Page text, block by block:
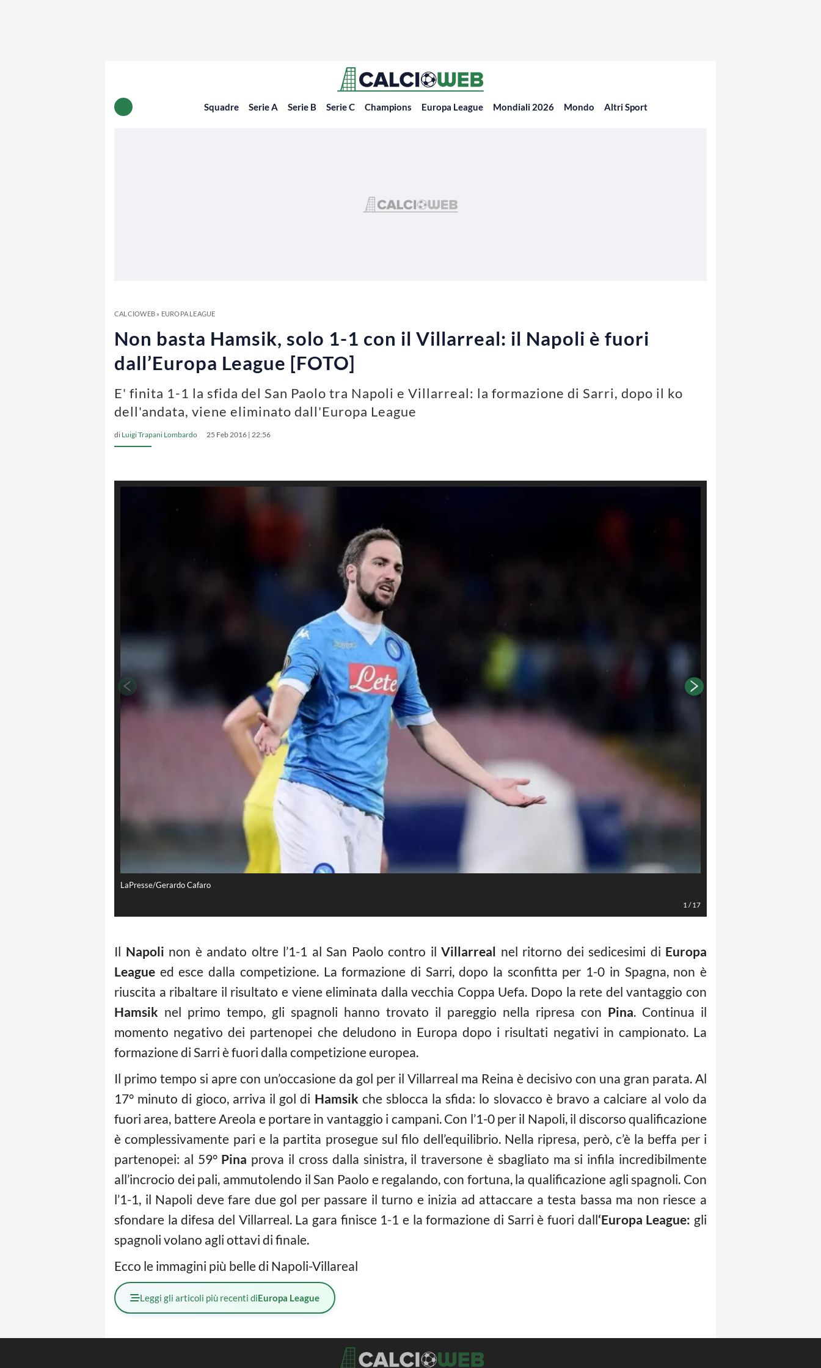
Squadre Serie A Serie B Serie C Champions Europa League Mondiali 2026 Mondo Altri Sport
CALCIOWEB» EUROPA LEAGUE
Non basta Hamsik, solo 1-1 con il Villarreal: il Napoli è fuori
dall’Europa League [FOTO]
E' finita 1-1 la sfida del San Paolo tra Napoli e Villarreal: la formazione di Sarri, dopo il ko
dell'andata, viene eliminato dall'Europa League
di Luigi Trapani Lombardo 25 Feb 2016 | 22:56
LaPresse/Gerardo Cafaro
1/17
Il Napoli non è andato oltre l’1-1 al San Paolo contro il Villarreal nel ritorno dei sedicesimi di Europa
League ed esce dalla competizione. La formazione di Sarri, dopo la sconfitta per 1-0 in Spagna, non è
riuscita a ribaltare il risultato e viene eliminata dalla vecchia Coppa Uefa. Dopo la rete del vantaggio con
Hamsik nel primo tempo, gli spagnoli hanno trovato il pareggio nella ripresa con Pina. Continua il
momento negativo dei partenopei che deludono in Europa dopo i risultati negativi in campionato. La
formazione di Sarri è fuori dalla competizione europea.
Il primo tempo si apre con un’occasione da gol per il Villarreal ma Reina è decisivo con una gran parata. Al
17° minuto di gioco, arriva il gol di Hamsik che sblocca la sfida: lo slovacco è bravo a calciare al volo da
fuori area, battere Areola e portare in vantaggio i campani. Con l’1-0 per il Napoli, il discorso qualificazione
è complessivamente pari e la partita prosegue sul filo dell’equilibrio. Nella ripresa, però, c’è la beffa per i
partenopei: al 59° Pina prova il cross dalla sinistra, il traversone è sbagliato ma si infila incredibilmente
all’incrocio dei pali, ammutolendo il San Paolo e regalando, con fortuna, la qualificazione agli spagnoli. Con
l’1-1, il Napoli deve fare due gol per passare il turno e inizia ad attaccare a testa bassa ma non riesce a
sfondare la difesa del Villarreal. La gara finisce 1-1 e la formazione di Sarri è fuori dall‘Europa League: gli
spagnoli volano agli ottavi di finale.
Ecco le immagini più belle di Napoli-Villareal
Leggi gli articoli più recenti diEuropa League